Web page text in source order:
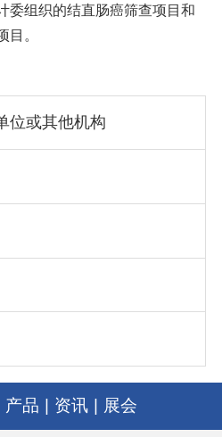
委组织的结直肠癌筛查项目和
目。
位或其他机构
产品 资讯 展会